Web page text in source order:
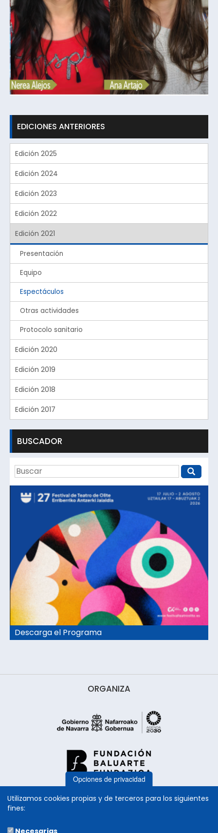
EDICIONES ANTERIORES
Edición 2025
Edición 2024
Edición 2023
Edición 2022
Edición 2021
Presentación
Equipo
Espectáculos
Otras actividades
Protocolo sanitario
Edición 2020
Edición 2019
Edición 2018
Edición 2017
BUSCADOR
Descarga el Programa
ORGANIZA
Opciones de privacidad
Utilizamos cookies propias y de terceros para los siguientes
fines:
Necesarias